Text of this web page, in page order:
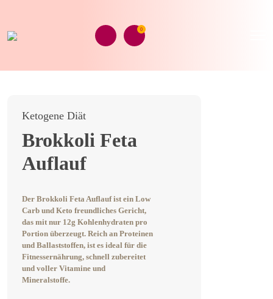
0
Ketogene Diät
Brokkoli Feta
Auflauf
Der Brokkoli Feta Auflauf ist ein Low
Carb und Keto freundliches Gericht,
das mit nur 12g Kohlenhydraten pro
Portion überzeugt. Reich an Proteinen
und Ballaststoffen, ist es ideal für die
Fitnessernährung, schnell zubereitet
und voller Vitamine und
Mineralstoffe.